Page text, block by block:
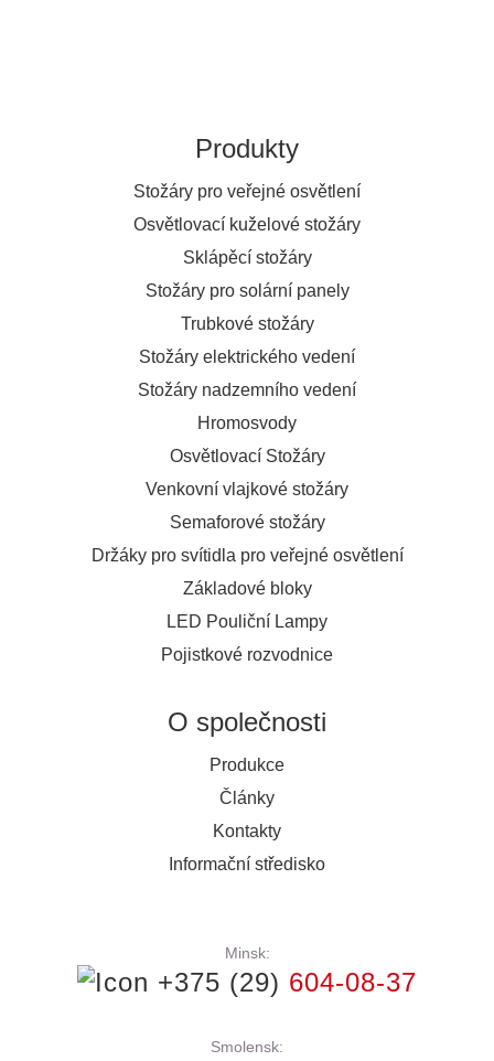
Produkty
Stožáry pro veřejné osvětlení
Osvětlovací kuželové stožáry
Sklápěcí stožáry
Stožáry pro solární panely
Trubkové stožáry
Stožáry elektrického vedení
Stožáry nadzemního vedení
Hromosvody
Osvětlovací Stožáry
Venkovní vlajkové stožáry
Semaforové stožáry
Držáky pro svítidla pro veřejné osvětlení
Základové bloky
LED Pouliční Lampy
Pojistkové rozvodnice
O společnosti
Produkce
Články
Kontakty
Informační středisko
Minsk:
+375 (29) 604-08-37
Smolensk: